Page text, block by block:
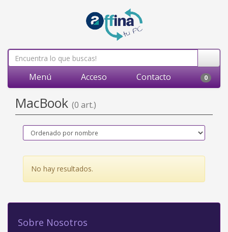
Menú Acceso Contacto 0
MacBook (0 art.)
No hay resultados.
Sobre Nosotros